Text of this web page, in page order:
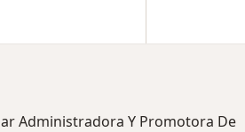
Administradora Y Promotora De